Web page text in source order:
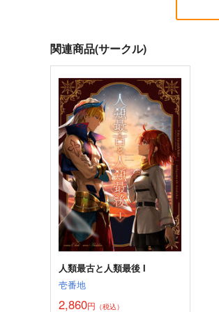
Fate/Grand Order material X
XI
TYPE-MOON
2,200円（税込）
Fate/Grand Order
サンプル カート
関連商品(サークル)
人類最古と人類最後 I
壱番地
2,860円 （税込）